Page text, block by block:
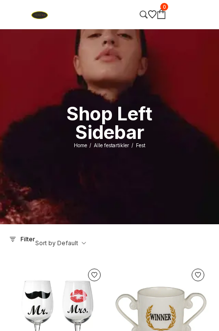
0
Shop Left
Sidebar
Home / Alle festartikler / Fest
Filter
Sort by Default